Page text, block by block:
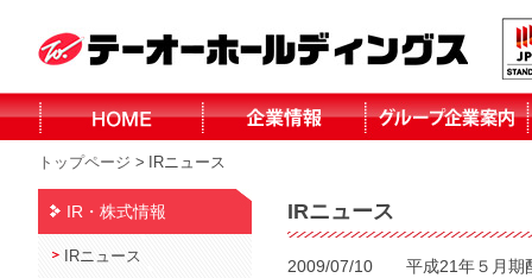
北見日産自動車
株式会社
トップページ > IRニュース
IR・株式情報
IRニュース
IRニュース
2009/07/10 平成21年５月期